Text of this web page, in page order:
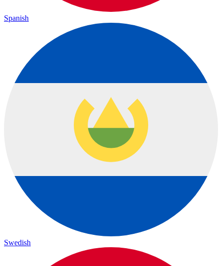
Spanish
Swedish